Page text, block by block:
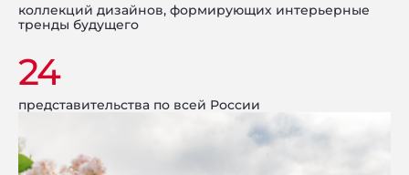
коллекций дизайнов, формирующих интерьерные
тренды будущего
24
представительства по всей России